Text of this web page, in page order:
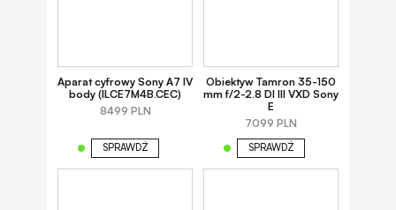
Aparat cyfrowy Sony A7 IV
body (ILCE7M4B.CEC)
8499 PLN
SPRAWDŹ
Obiektyw Tamron 35-150
mm f/2-2.8 DI III VXD Sony
E
7099 PLN
SPRAWDŹ